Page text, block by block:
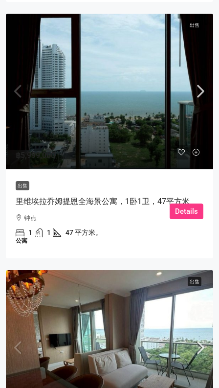
出售
฿5,999,000
出售
里维埃拉乔姆提恩全海景公寓，1卧1卫，47平方米
钟点
1 1 47 平方米。
公寓
Details
出售